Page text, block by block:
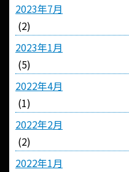
2023年7月
(2)
2023年1月
(5)
2022年4月
(1)
2022年2月
(2)
2022年1月